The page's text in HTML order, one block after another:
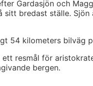
Gardasjön och
bredast ställe.
54 kilometers bilväg
resmål för
bergen.